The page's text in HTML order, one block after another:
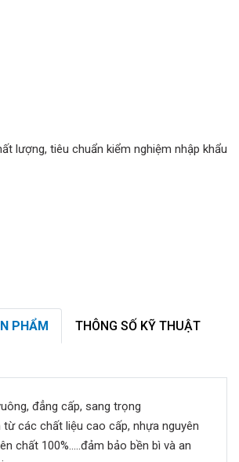
lượng, tiêu chuẩn kiểm nghiệm nhập khẩu
PHẨM THÔNG SỐ KỸ THUẬT
đẳng cấp, sang trọng
từ các chất liệu cao cấp, nhựa nguyên
chất 100%.....đảm bảo bền bì và an